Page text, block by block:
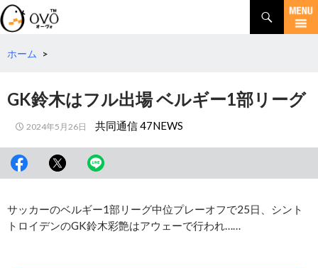
検
索
コ
テ
へ
ホーム >
GK鈴木はフル出場 ベルギー1部リーグ
2024年5月26日 共同通信 47NEWS
サッカーのベルギー1部リーグ中位プレーオフで25日、シント
トロイデンのGK鈴木彩艶はアウェーで行われ……